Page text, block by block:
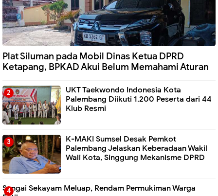
Plat Siluman pada Mobil Dinas Ketua DPRD
Ketapang, BPKAD Akui Belum Memahami Aturan
UKT Taekwondo Indonesia Kota
Palembang Diikuti 1.200 Peserta dari 44
Klub Resmi
K-MAKI Sumsel Desak Pemkot
Palembang Jelaskan Keberadaan Wakil
Wali Kota, Singgung Mekanisme DPRD
Sungai Sekayam Meluap, Rendam Permukiman Warga